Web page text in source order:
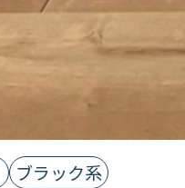
ブラック系